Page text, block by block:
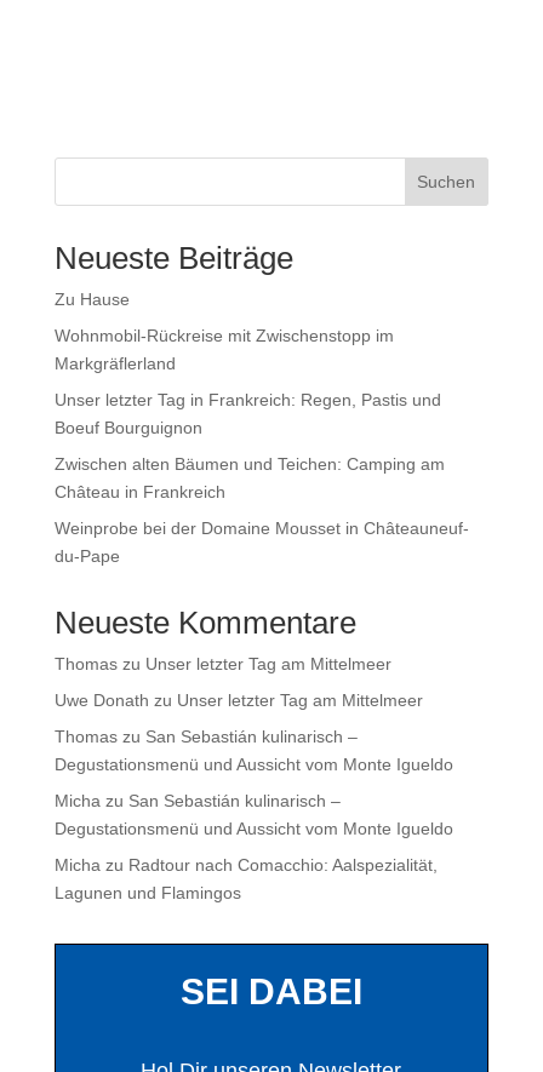
Suchen
Neueste Beiträge
Zu Hause
Wohnmobil-Rückreise mit Zwischenstopp im
Markgräflerland
Unser letzter Tag in Frankreich: Regen, Pastis und
Boeuf Bourguignon
Zwischen alten Bäumen und Teichen: Camping am
Château in Frankreich
Weinprobe bei der Domaine Mousset in Châteauneuf-
du-Pape
Neueste Kommentare
Thomaszu Unser letzter Tag am Mittelmeer
Uwe Donath zu Unser letzter Tag am Mittelmeer
Thomaszu San Sebastián kulinarisch –
Degustationsmenü und Aussicht vom Monte Igueldo
Micha zu San Sebastián kulinarisch –
Degustationsmenü und Aussicht vom Monte Igueldo
Micha zu Radtour nach Comacchio: Aalspezialität,
Lagunen und Flamingos
SEI DABEI